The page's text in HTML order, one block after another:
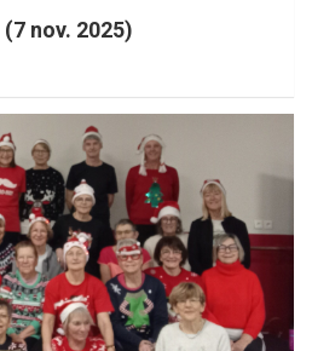
nov. 2025)